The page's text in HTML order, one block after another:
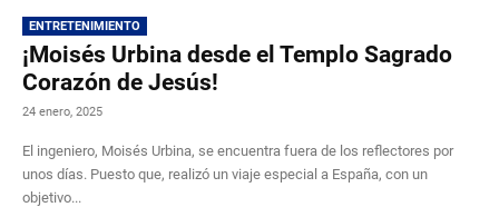
ENTRETENIMIENTO
¡Moisés Urbina desde el Templo Sagrado
Corazón de Jesús!
24 enero, 2025
El ingeniero, Moisés Urbina, se encuentra fuera de los reflectores por
unos días. Puesto que, realizó un viaje especial a España, con un
objetivo...